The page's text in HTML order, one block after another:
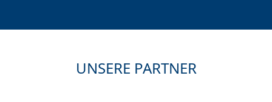
UNSERE PARTNER